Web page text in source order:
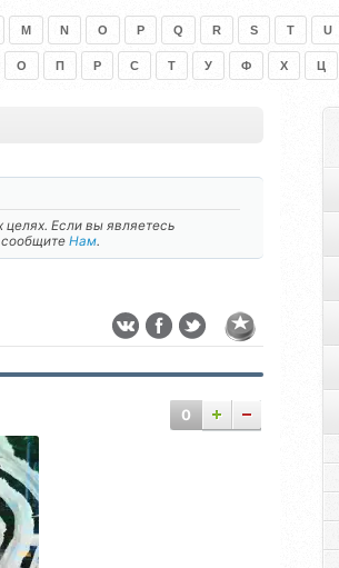
M N O P Q R S T U
О П Р С Т У Ф Х Ц
Если вы являетесь
сообщите Нам.
0